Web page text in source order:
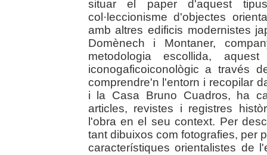
situar el paper d'aquest
col·leccionisme d'objectes
amb altres edificis modernistes
Domènech i Montaner,
metodologia escollida,
iconogaficoiconològic a través
comprendre'n l'entorn i recopilar
i la Casa Bruno Cuadros, ha
articles, revistes i registres
l'obra en el seu context. Per
tant dibuixos com fotografies, per
característiques orientalistes de